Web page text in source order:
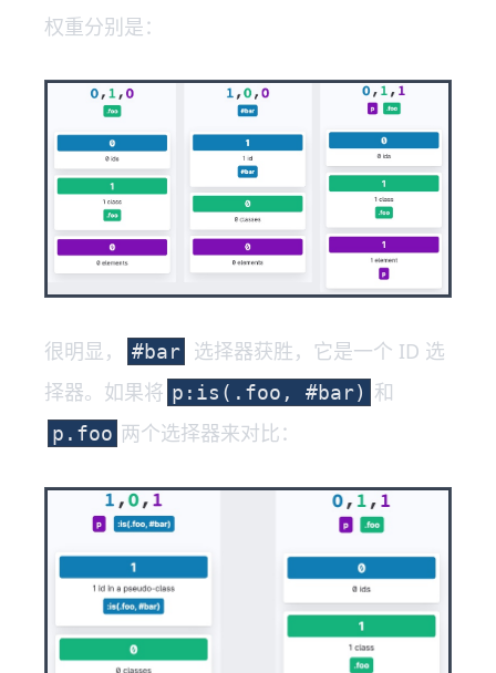
权重分别是：
很明显， #bar
选择器获胜，它是一个 ID 选
择器。如果将 p:is(.foo, #bar) 和
p.foo 两个选择器来对比：